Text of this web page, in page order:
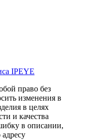
IPEYE
право без
изменения в
в целях
и качества
в описании,